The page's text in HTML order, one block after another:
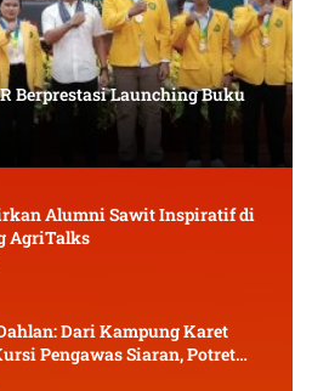
Berprestasi Launching Buku
Alumni Sawit Inspiratif di
AgriTalks
Dari Kampung Karet
Pengawas Siaran, Potret
Kalimantan Tengah